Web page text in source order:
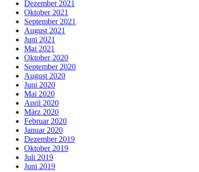
Dezember 2021
Oktober 2021
September 2021
August 2021
Juni 2021
Mai 2021
Oktober 2020
September 2020
August 2020
Juni 2020
Mai 2020
April 2020
März 2020
Februar 2020
Januar 2020
Dezember 2019
Oktober 2019
Juli 2019
Juni 2019